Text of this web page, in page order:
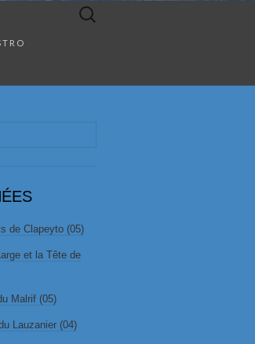
Rechercher :
de Clapeyto (05)
et la Tête de
Malrif (05)
Lauzanier (04)